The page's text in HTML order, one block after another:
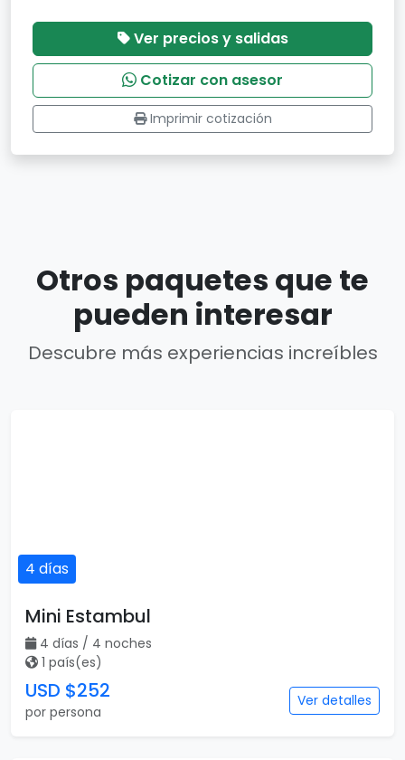
Ver precios y salidas
Cotizar con asesor
Imprimir cotización
Otros paquetes que te
pueden interesar
Descubre más experiencias increíbles
4 días
Mini Estambul
4 días / 4 noches
1 país(es)
USD $252
por persona
Ver detalles